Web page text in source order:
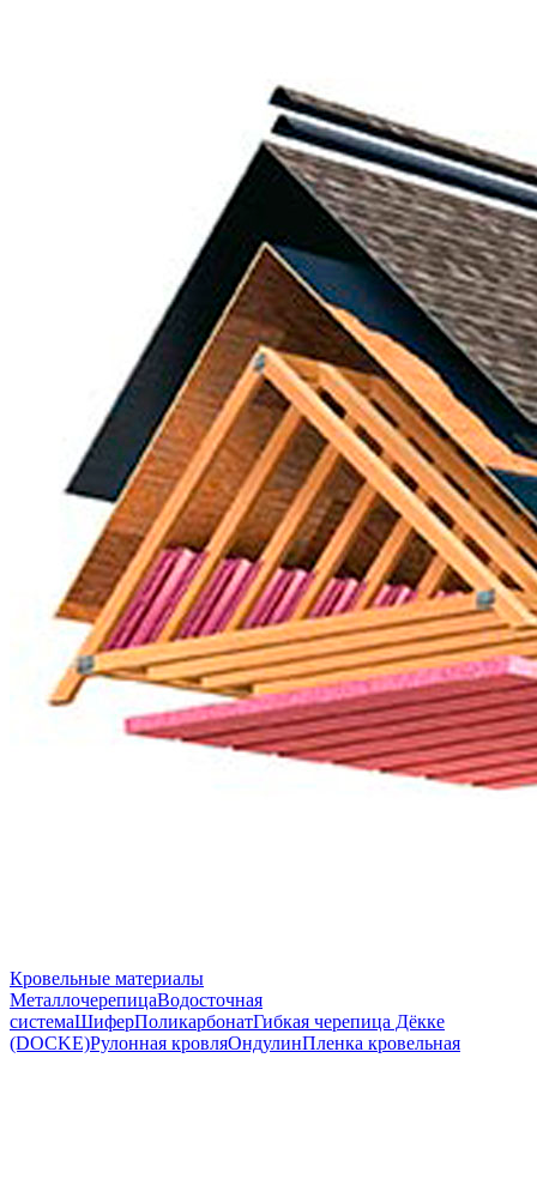
Кровельные материалы
МеталлочерепицаВодосточная
системаШиферПоликарбонатГибкая черепица Дёкке
(DOCKE)Рулонная кровляОндулинПленка кровельная